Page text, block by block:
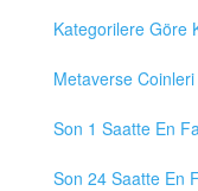
Kategorilere Göre
Metaverse Coinleri
Son 1 Saatte En
Son 24 Saatte En